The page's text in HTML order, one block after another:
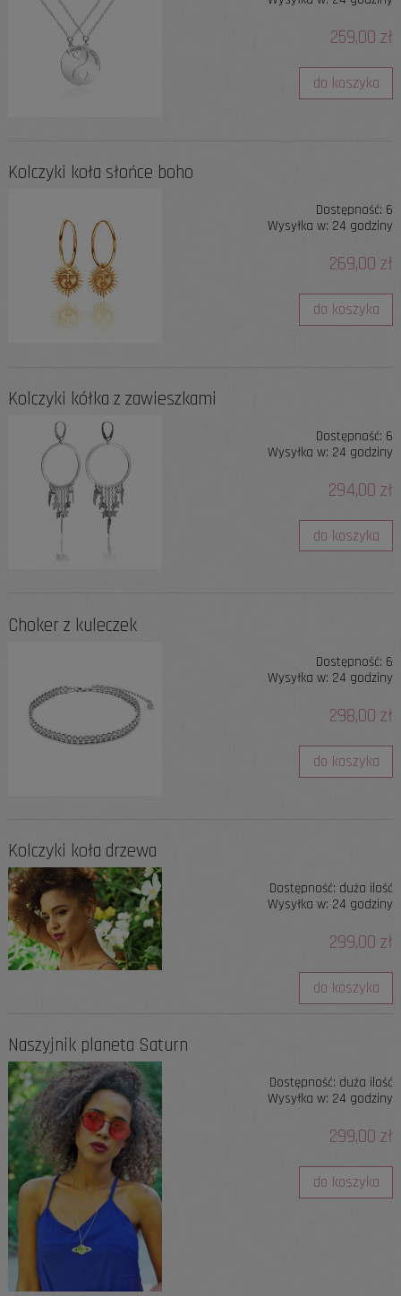
259,00 zł
do koszyka
Kolczyki koła słońce boho
Dostępność: 6
Wysyłka w: 24 godziny
269,00 zł
do koszyka
Kolczyki kółka z zawieszkami
Dostępność: 6
Wysyłka w: 24 godziny
294,00 zł
do koszyka
Choker z kuleczek
Dostępność: 6
Wysyłka w: 24 godziny
298,00 zł
do koszyka
Kolczyki koła drzewa
Dostępność: duża ilość
Wysyłka w: 24 godziny
299,00 zł
do koszyka
Naszyjnik planeta Saturn
Dostępność: duża ilość
Wysyłka w: 24 godziny
299,00 zł
do koszyka